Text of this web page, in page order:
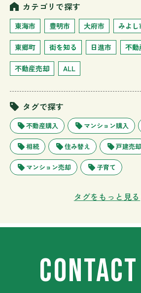
カテゴリで探す
東海市 豊明市 大府市 みよし
東郷町 街を知る 日進市 不動
不動産売却 ALL
タグで探す
不動産購入 マンション購入
相続 住み替え 戸建売却
マンション売却 子育て
タグをもっと見る